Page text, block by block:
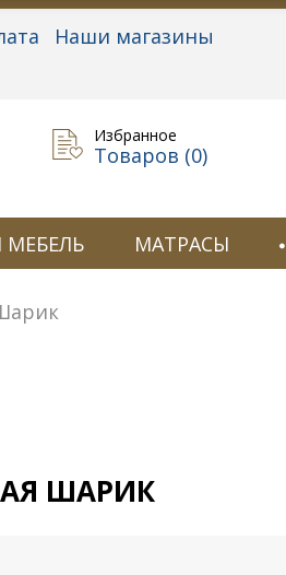
Наши магазины
Избранное
Товаров (0)
МЕБЕЛЬ МАТРАСЫ
ШАРИК